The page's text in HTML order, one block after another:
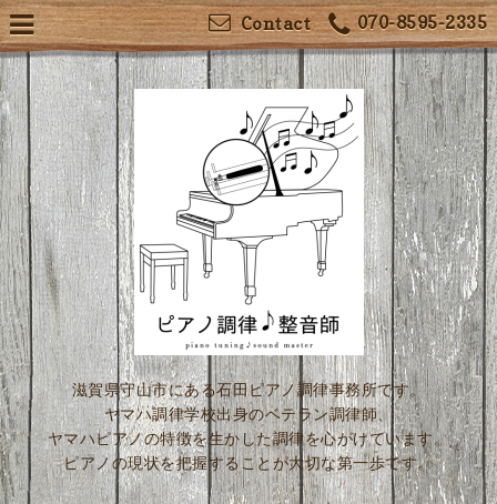
070-8595-2335
Contact
滋賀県守山市にある石田ピアノ調律事務所です。
ヤマハ調律学校出身のベテラン調律師、
ヤマハピアノの特徴を生かした調律を心がけています。
ピアノの現状を把握することが大切な第一歩です。